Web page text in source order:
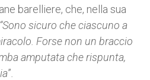
barelliere, che, nella sua
“Sono sicuro che ciascuno a
Forse non un braccio
amputata che rispunta,
”